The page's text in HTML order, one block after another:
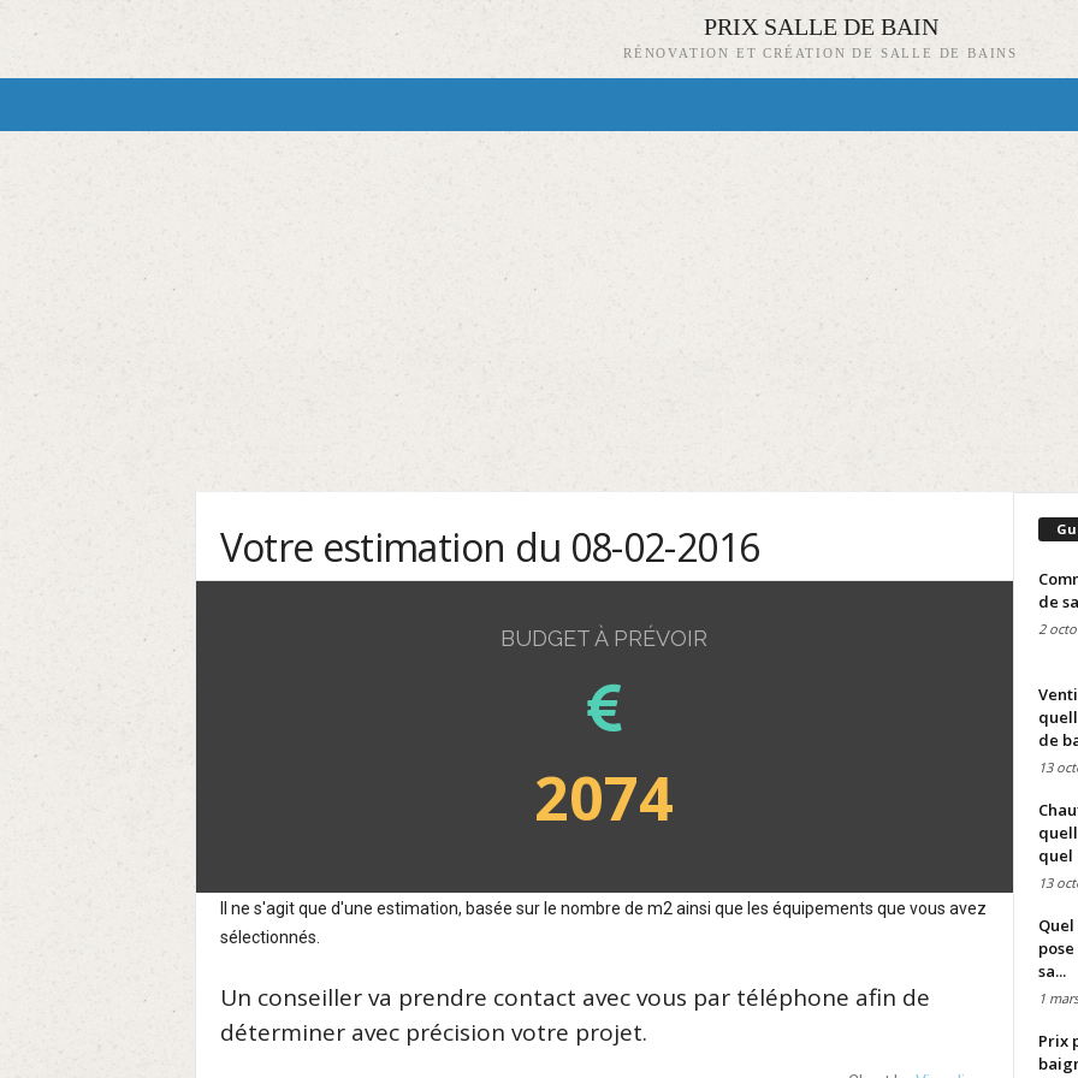
PRIX SALLE DE BAIN
RÉNOVATION ET CRÉATION DE SALLE DE BAINS
Votre estimation du 08-02-2016
BUDGET À PRÉVOIR
2074
Il ne s'agit que d'une estimation, basée sur le nombre de m2 ainsi que les équipements que vous avez
sélectionnés.
Un conseiller va prendre contact avec vous par téléphone afin de
déterminer avec précision votre projet.
de
2
de
13
quel
13
sa...
1
Prix